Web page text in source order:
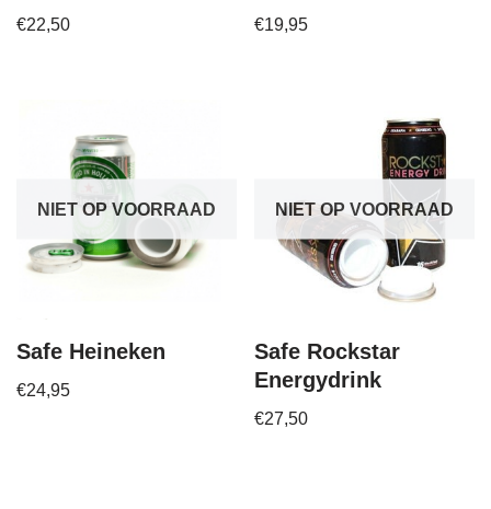
€22,50 €19,95
NIET OP VOORRAAD
Safe Heineken
€24,95
NIET OP VOORRAAD
Safe Rockstar
Energydrink
€27,50